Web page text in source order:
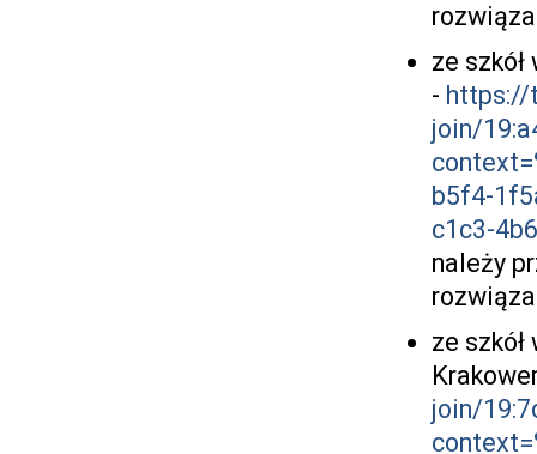
ze
-
join/
b5f4-
c1c3-
należy
ze
join/